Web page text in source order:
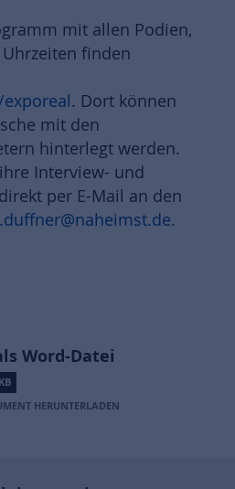
mit allen Podien,
finden
. Dort können
mit den
hinterlegt werden.
Interview- und
per E-Mail an den
@naheimst.de.
Word-Datei
HERUNTERLADEN